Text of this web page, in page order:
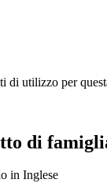
di utilizzo per
di
in Inglese